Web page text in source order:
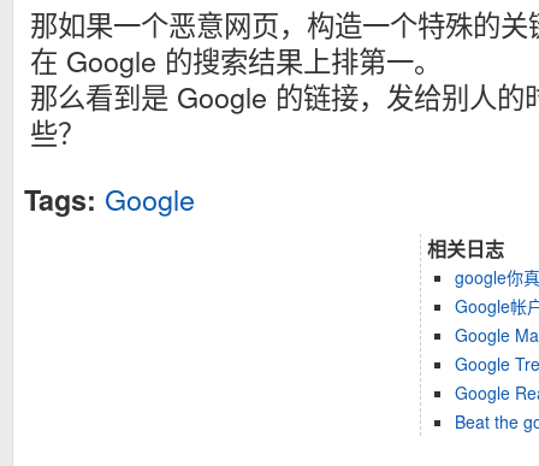
那如果一个恶意网页，构造一个特殊的
在 Google 的搜索结果上排第一。
那么看到是 Google 的链接，发给别人的
些？
Tags: Google
相关日志
google你
Google帐
Google
Google
Google
Beat the